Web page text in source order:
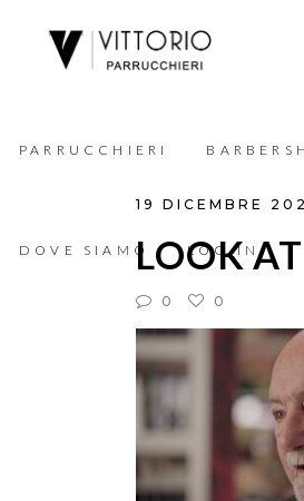
PARRUCCHIERI
DOVE SIAMO LOG IN
19 DICEMBRE
LOOK
0 0